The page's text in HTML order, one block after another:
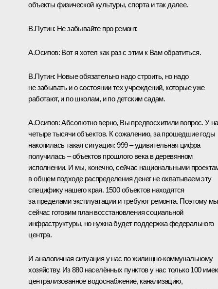
объекты физической культуры, спорта и так далее.
В.Путин: Не забывайте про ремонт.
А.Осипов: Вот я хотел как раз с этим к Вам обратиться.
В.Путин: Новые обязательно надо строить, но надо
не забывать и о состоянии тех учреждений, которые уже
работают, и по школам, и по детским садам.
А.Осипов:Абсолютно верно, Вы предвосхитили вопрос. У
четыре тысячи объектов. К сожалению, за прошедшие годы
накопилась такая ситуация: 999 – удивительная цифра
получилась – объектов прошлого века в деревянном
исполнении. И мы, конечно, сейчас национальными
в общем подходе распределения денег не охватываем эту
специфику нашего края. 1500 объектов находятся
за пределами эксплуатации и требуют ремонта. Поэтому мы
сейчас готовим план восстановления социальной
инфраструктуры, но нужна будет поддержка федерального
центра.
И аналогичная ситуация у нас по жилищно-коммунальному
хозяйству. Из 880 населённых пунктов у нас только 100
централизованное водоснабжение, канализацию,